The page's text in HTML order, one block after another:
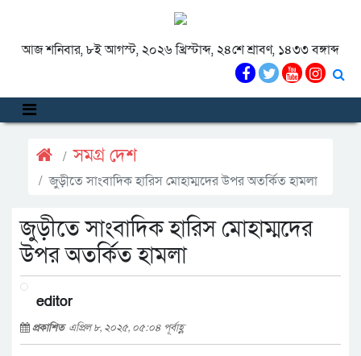
আজ শনিবার, ৮ই আগস্ট, ২০২৬ খ্রিস্টাব্দ, ২৪শে শ্রাবণ, ১৪৩৩ বঙ্গাব্দ
সমগ্র দেশ
জুড়ীতে সাংবাদিক হারিস মোহাম্মদের উপর অতর্কিত হামলা
জুড়ীতে সাংবাদিক হারিস মোহাম্মদের
উপর অতর্কিত হামলা
editor
প্রকাশিত এপ্রিল ৮, ২০২৫, ০৫:০৪ পূর্বাহ্ণ